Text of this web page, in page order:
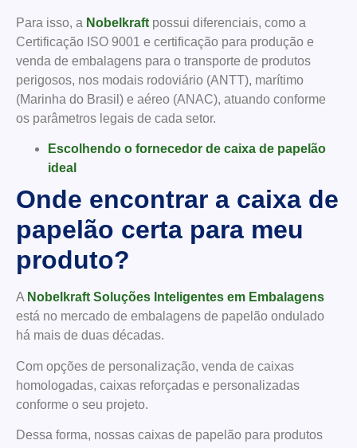
Para isso, a Nobelkraft possui diferenciais, como a
Certificação ISO 9001 e certificação para produção e
venda de embalagens para o transporte de produtos
perigosos, nos modais rodoviário (ANTT), marítimo
(Marinha do Brasil) e aéreo (ANAC), atuando conforme
os parâmetros legais de cada setor.
Escolhendo o fornecedor de caixa de papelão
ideal
Onde encontrar a caixa de
papelão certa para meu
produto?
A Nobelkraft Soluções Inteligentes em Embalagens
está no mercado de embalagens de papelão ondulado
há mais de duas décadas.
Com opções de personalização, venda de caixas
homologadas, caixas reforçadas e personalizadas
conforme o seu projeto.
Dessa forma, nossas caixas de papelão para produtos